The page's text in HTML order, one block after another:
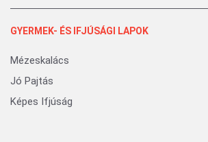
GYERMEK- ÉS IFJÚSÁGI LAPOK
Mézeskalács
Jó Pajtás
Képes Ifjúság